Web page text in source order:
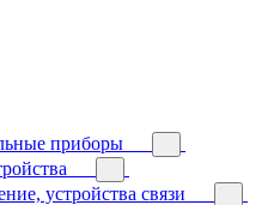
приборы
устройства связи